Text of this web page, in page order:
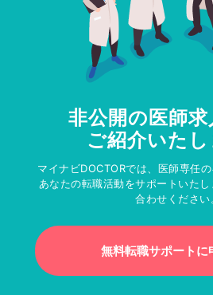
非公開の医師求
ご紹介いたし
マイナビDOCTORでは、医師専任
あなたの転職活動をサポートいた
合わせください
無料転職サポートに